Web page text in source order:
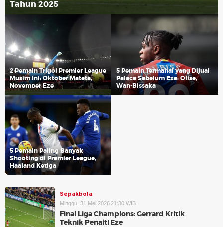
Tahun 2025
2 Pemain Trigol Premier League
Musim Ini: Oktober Mateta,
November Eze
5 Pemain Termahal yang Dijual
Palace Sebelum Eze: Olise,
Wan-Bissaka
5 Pemain Paling Banyak
Shooting di Premier League,
Haaland Ketiga
Sepakbola
Minggu, 31 Mei 2026 21:30 WIB
Final Liga Champions: Gerrard Kritik
Teknik Penalti Eze